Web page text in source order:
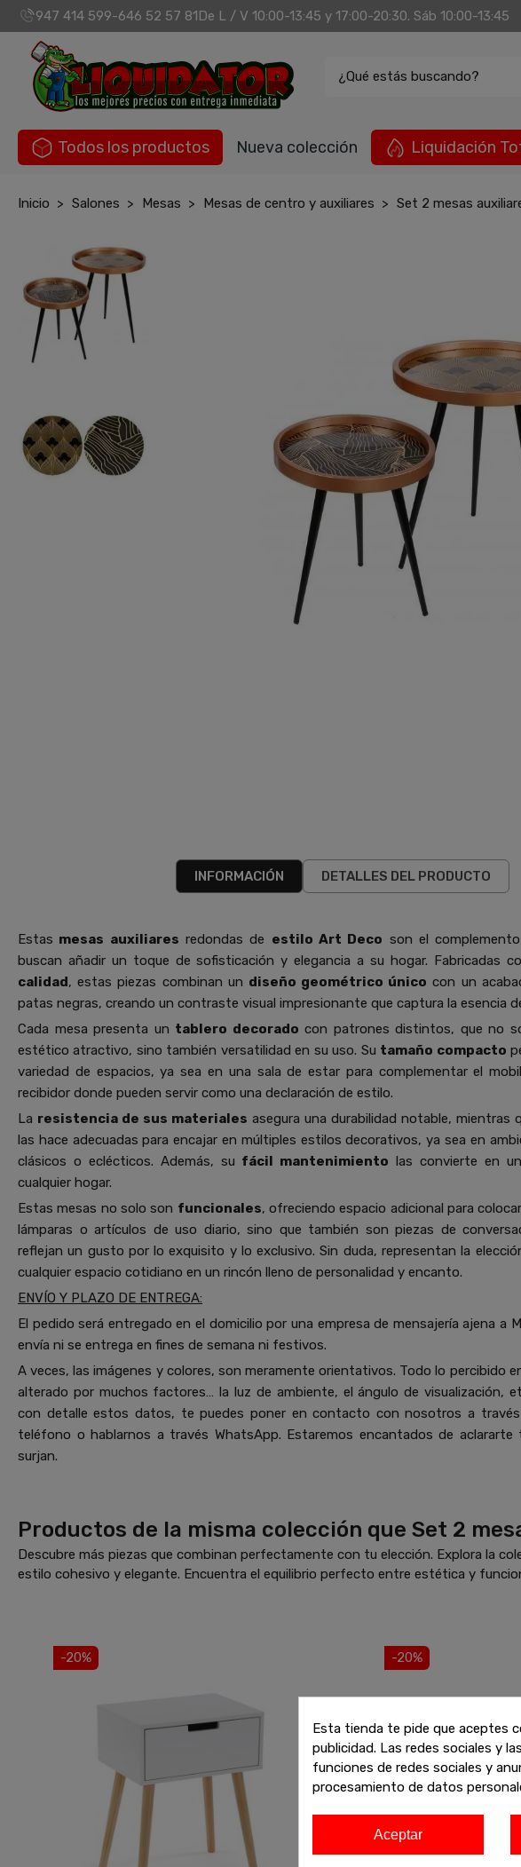
947 414 599-646 52 57 81De L / V 10:00-13:45 y 17:00-20:30. Sáb 10:00-13:45
¿Qué estás buscando?
Todos los productos Nueva colección Liquidación
Inicio Salones Mesas Mesas de centro y auxiliares Set 2 mesas
INFORMACIÓN DETALLES DEL PRODUCTO
Estas mesas auxiliares redondas de estilo Art Deco son el
buscan añadir un toque de sofisticación y elegancia a su hogar. Fabricadas
calidad, estas piezas combinan un diseño geométrico único con un
patas negras, creando un contraste visual impresionante que captura la esencia
Cada mesa presenta un tablero decorado con patrones distintos, que no
estético atractivo, sino también versatilidad en su uso. Su tamaño compacto
variedad de espacios, ya sea en una sala de estar para complementar el
recibidor donde pueden servir como una declaración de estilo.
La resistencia de sus materiales asegura una durabilidad notable, mientras
las hace adecuadas para encajar en múltiples estilos decorativos, ya sea en
clásicos o eclécticos. Además, su fácil mantenimiento las convierte en
cualquier hogar.
Estas mesas no solo son funcionales, ofreciendo espacio adicional para
lámparas o artículos de uso diario, sino que también son piezas de
reflejan un gusto por lo exquisito y lo exclusivo. Sin duda, representan la
cualquier espacio cotidiano en un rincón lleno de personalidad y encanto.
ENVÍO Y PLAZO DE ENTREGA:
El pedido será entregado en el domicilio por una empresa de mensajería ajena a
envía ni se entrega en fines de semana ni festivos.
A veces, las imágenes y colores, son meramente orientativos. Todo lo percibido
alterado por muchos factores… la luz de ambiente, el ángulo de visualización,
con detalle estos datos, te puedes poner en contacto con nosotros a
teléfono o hablarnos a través WhatsApp. Estaremos encantados de
surjan.
Productos de la misma colección que Set 2
Descubre más piezas que combinan perfectamente con tu elección. Explora la
estilo cohesivo y elegante. Encuentra el equilibrio perfecto entre estética y
-20% -20%
Esta tienda te pide que aceptes
publicidad. Las redes sociales y
funciones de redes sociales y
procesamiento de datos
Aceptar